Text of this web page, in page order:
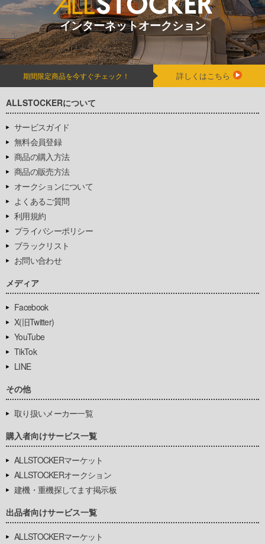
インターネットオークション
期間限定商品を今すぐチェック！ 詳しくはこちら
ALLSTOCKERについて
サービスガイド
無料会員登録
商品の購入方法
商品の販売方法
オークションについて
よくあるご質問
利用規約
プライバシーポリシー
ブラックリスト
お問い合わせ
メディア
Facebook
X(旧Twitter)
YouTube
TikTok
LINE
その他
取り扱いメーカー一覧
購入者向けサービス一覧
ALLSTOCKERマーケット
ALLSTOCKERオークション
建機・重機探してます掲示板
出品者向けサービス一覧
ALLSTOCKERマーケット